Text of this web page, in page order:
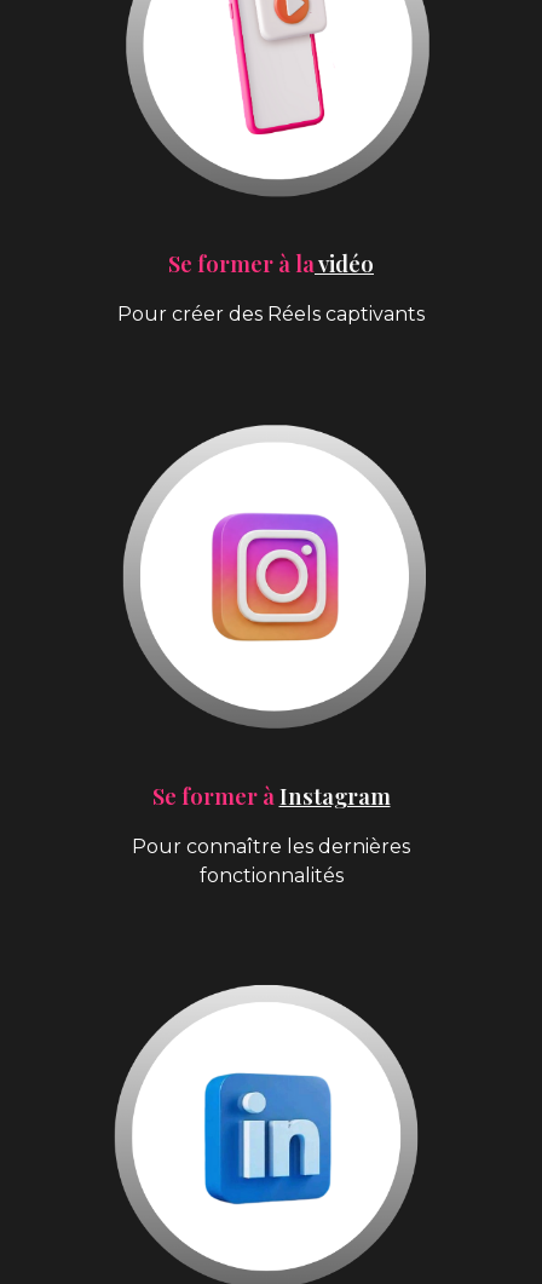
Se former à lavidéo
Pour créer des Réels captivants
Se former à Instagram
Pour connaître les dernières
fonctionnalités